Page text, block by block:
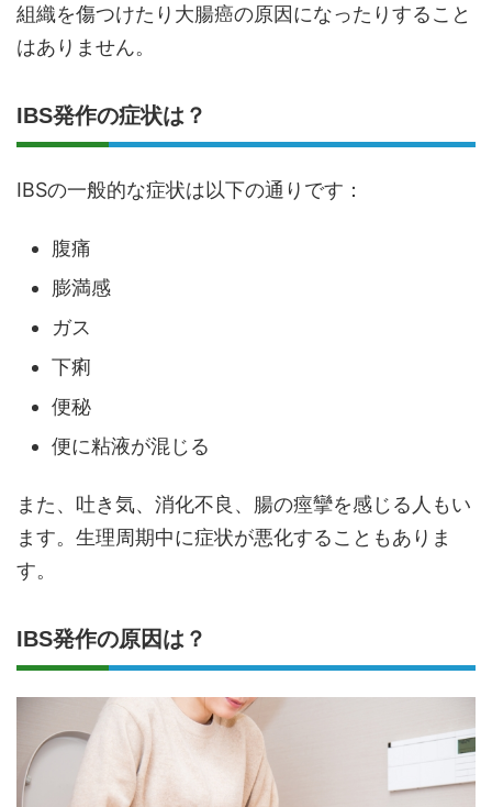
組織を傷つけたり大腸癌の原因になったりすること
はありません。
IBS発作の症状は？
IBSの一般的な症状は以下の通りです：
腹痛
膨満感
ガス
下痢
便秘
便に粘液が混じる
また、吐き気、消化不良、腸の痙攣を感じる人もい
ます。生理周期中に症状が悪化することもありま
す。
IBS発作の原因は？